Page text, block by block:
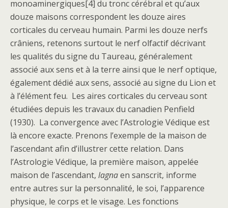
monoaminergiques[4] du tronc cérébral et qu’aux
douze maisons correspondent les douze aires
corticales du cerveau humain. Parmi les douze nerfs
crâniens, retenons surtout le nerf olfactif décrivant
les qualités du signe du Taureau, généralement
associé aux sens et à la terre ainsi que le nerf optique,
également dédié aux sens, associé au signe du Lion et
à l’élément feu. Les aires corticales du cerveau sont
étudiées depuis les travaux du canadien Penfield
(1930). La convergence avec l’Astrologie Védique est
là encore exacte. Prenons l’exemple de la maison de
l’ascendant afin d’illustrer cette relation. Dans
l’Astrologie Védique, la première maison, appelée
maison de l’ascendant, lagnaen sanscrit, informe
entre autres sur la personnalité, le soi, l’apparence
physique, le corps et le visage. Les fonctions